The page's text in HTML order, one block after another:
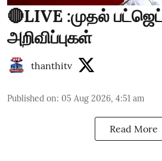
🔴LIVE :முதல்
அறிவிப்புகள்
thanthitv
Published on: 05 Aug 2026, 4:51 am
Read More